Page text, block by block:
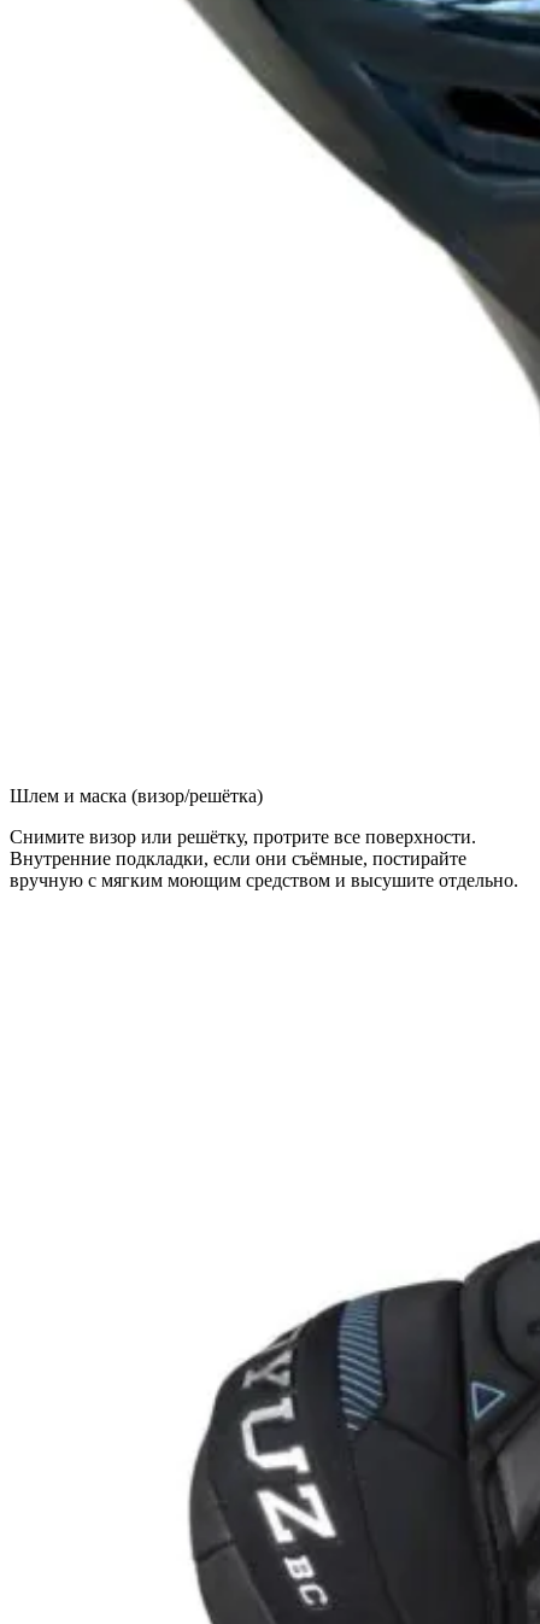
Шлем и маска (визор/решётка)
Снимите визор или решётку, протрите все поверхности.
Внутренние подкладки, если они съёмные, постирайте
вручную с мягким моющим средством и высушите отдельно.